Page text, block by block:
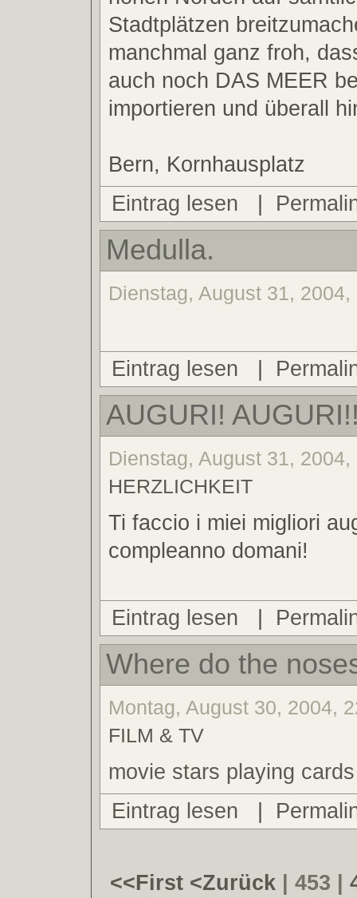
Stadtplätzen
manchmal ganz froh,
auch noch DAS MEER
importieren und überall
Bern, Kornhausplatz
Eintrag lesen
|
Medulla.
Dienstag, August 31,
Eintrag lesen |
AUGURI!
Dienstag, August 31, 2004,
HERZLICHKEIT
Ti faccio i miei migliori
compleanno domani!
Eintrag lesen |
Where do the
Montag, August 30, 2004,
FILM & TV
movie stars playing cards
Eintrag lesen
|
<<First <Zurück | 453 |